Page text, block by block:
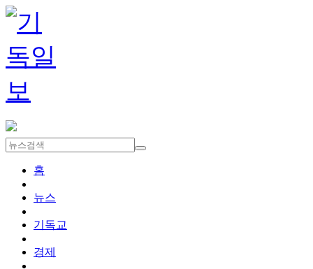
홈
뉴스
기독교
경제